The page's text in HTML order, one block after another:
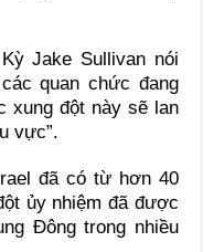
Jake Sullivan nói
quan chức đang
xung đột này sẽ lan
vực”.
đã có từ hơn 40
ủy nhiệm đã được
Đông trong nhiều